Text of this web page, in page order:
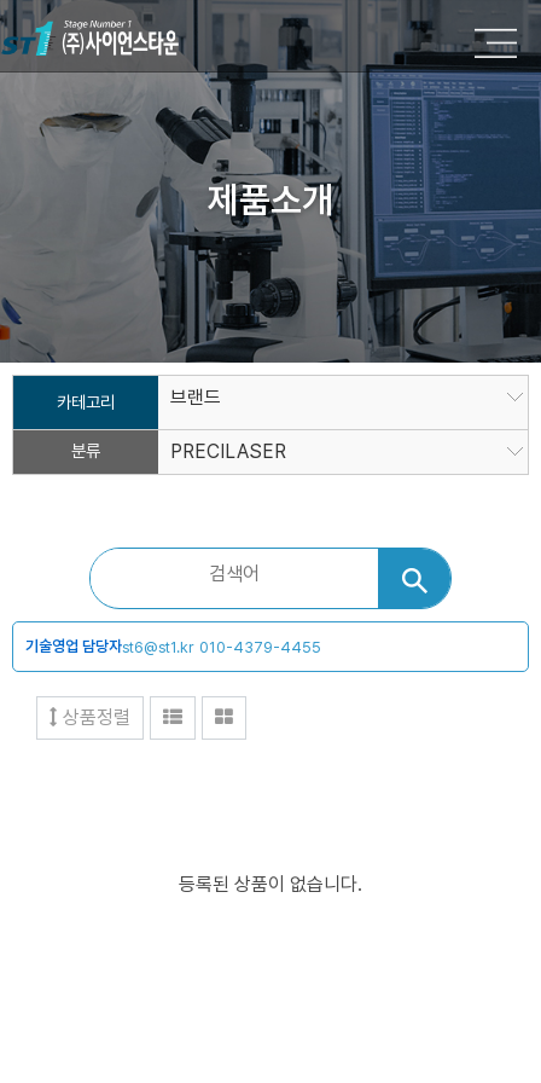
제품소개
카테고리 브랜드
분류 PRECILASER
기술영업 담당자st6@st1.kr 010-4379-4455
상품정렬
등록된 상품이 없습니다.